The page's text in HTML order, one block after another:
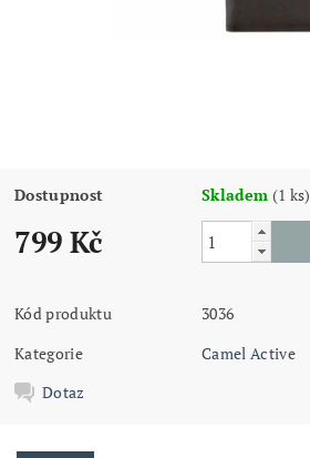
Dostupnost Skladem (1 ks)
799 Kč
Kód produktu
3036
Kategorie
Camel Active
Dotaz